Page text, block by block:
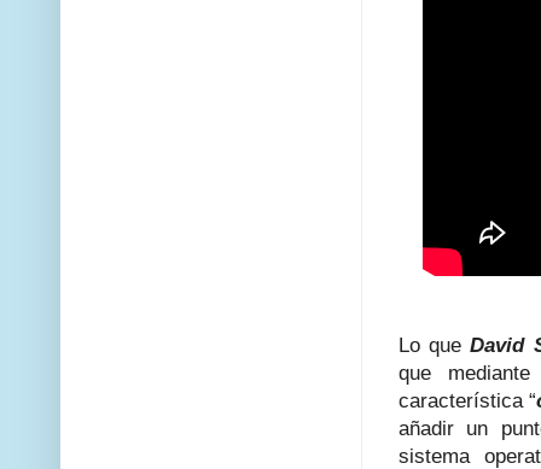
Lo que David
que
característica “
añadir un
sistema